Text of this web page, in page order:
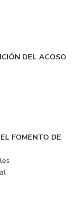
DEL ACOSO
FOMENTO DE